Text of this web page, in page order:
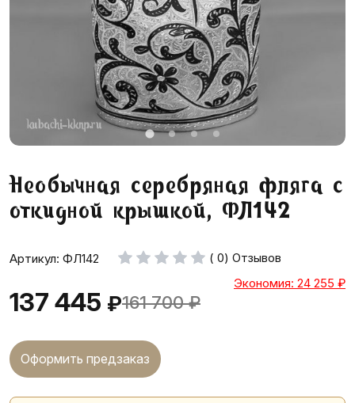
Необычная серебряная фляга с
откидной крышкой, ФЛ142
Артикул: ФЛ142 ( 0) Отзывов
137 445 ₽161 700 ₽
Экономия: 24 255 ₽
Оформить предзаказ